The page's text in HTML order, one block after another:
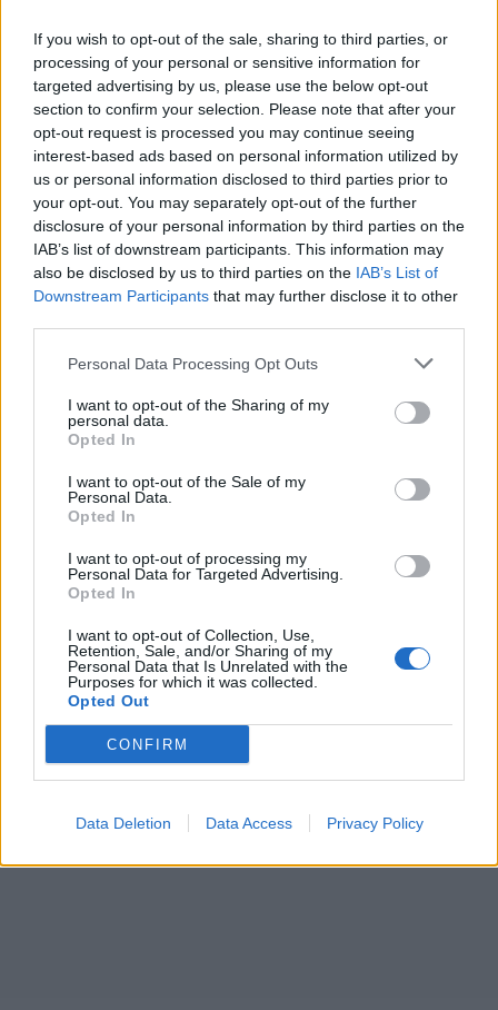
If you wish to opt-out of the sale, sharing to third parties, or
processing of your personal or sensitive information for
targeted advertising by us, please use the below opt-out
section to confirm your selection. Please note that after your
opt-out request is processed you may continue seeing
interest-based ads based on personal information utilized by
us or personal information disclosed to third parties prior to
your opt-out. You may separately opt-out of the further
disclosure of your personal information by third parties on the
IAB’s list of downstream participants. This information may
also be disclosed by us to third parties on the IAB’s List of
Downstream Participants that may further disclose it to other
Personal Data Processing Opt Outs
I want to opt-out of the Sharing of my
personal data.
Opted In
I want to opt-out of the Sale of my
Personal Data.
Opted In
I want to opt-out of processing my
Personal Data for Targeted Advertising.
Opted In
I want to opt-out of Collection, Use,
Retention, Sale, and/or Sharing of my
Personal Data that Is Unrelated with the
Purposes for which it was collected.
Opted Out
CONFIRM
Data Deletion Data Access Privacy Policy